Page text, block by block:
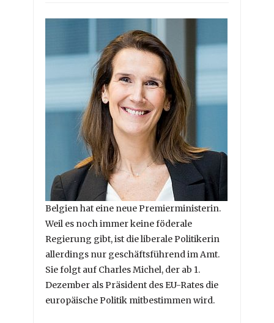
Belgien hat eine neue Premierministerin.
Weil es noch immer keine föderale
Regierung gibt, ist die liberale Politikerin
allerdings nur geschäftsführend im Amt.
Sie folgt auf Charles Michel, der ab 1.
Dezember als Präsident des EU-Rates die
europäische Politik mitbestimmen wird.